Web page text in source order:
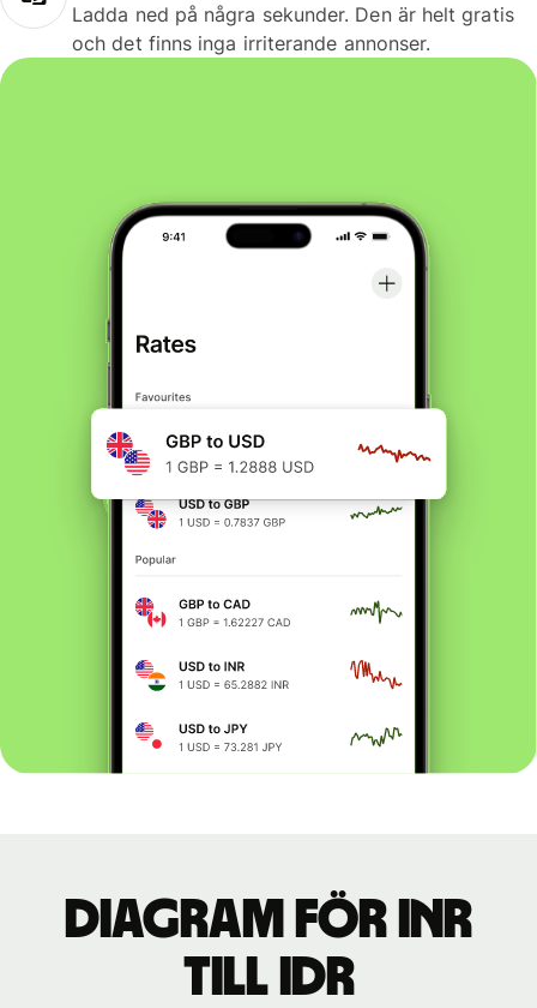
Ladda ned på några sekunder. Den är helt gratis
och det finns inga irriterande annonser.
Diagram för INR
till IDR